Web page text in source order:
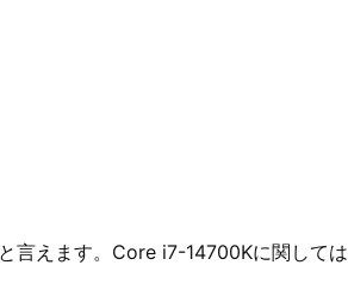
言えます。Core i7-14700Kに関しては